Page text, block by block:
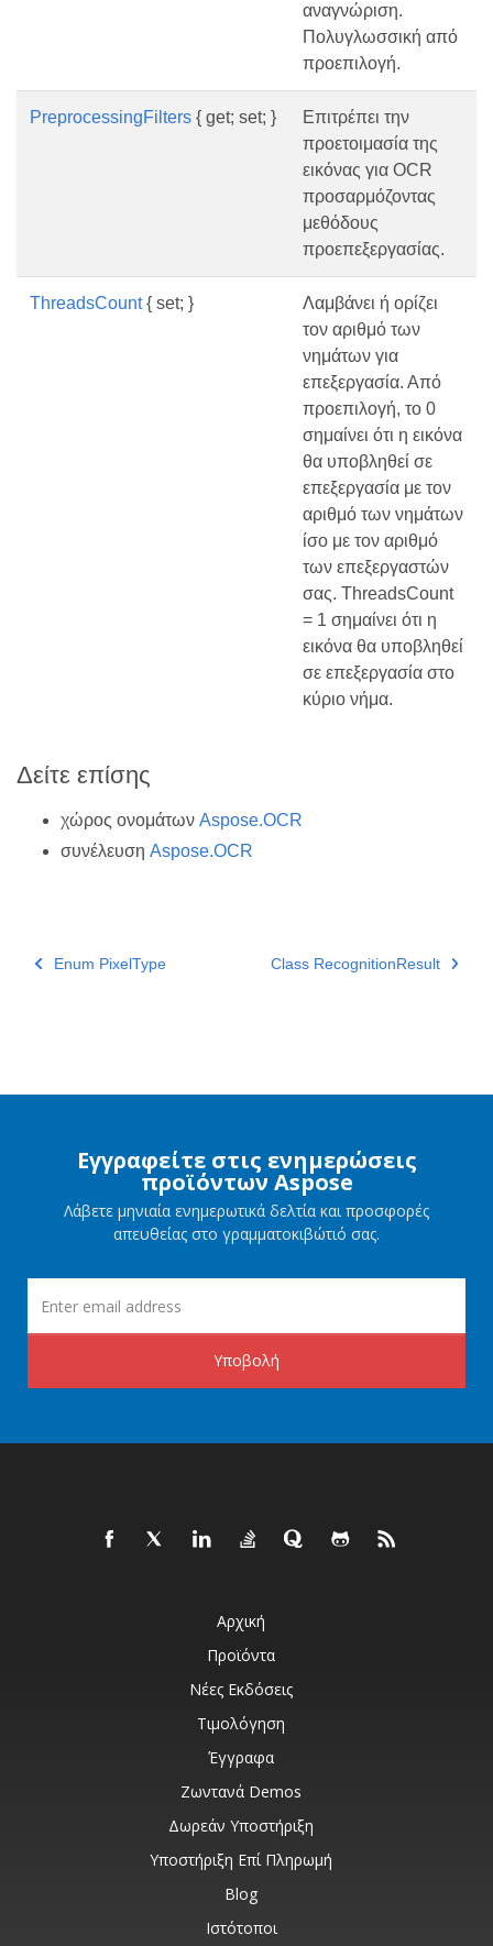
αναγνώριση.
Πολυγλωσσική από
προεπιλογή.
PreprocessingFilters { get; set; }
Επιτρέπει την
προετοιμασία της
εικόνας για OCR
προσαρμόζοντας
μεθόδους
προεπεξεργασίας.
ThreadsCount{ set; }
Λαμβάνει ή ορίζει
τον αριθμό των
νημάτων για
επεξεργασία. Από
προεπιλογή, το 0
σημαίνει ότι η εικόνα
θα υποβληθεί σε
επεξεργασία με τον
αριθμό των νημάτων
ίσο με τον αριθμό
των επεξεργαστών
σας. ThreadsCount
= 1 σημαίνει ότι η
εικόνα θα υποβληθεί
σε επεξεργασία στο
κύριο νήμα.
Δείτε επίσης
χώρος ονομάτων Aspose.OCR
συνέλευση Aspose.OCR
Enum PixelType Class RecognitionResult
Εγγραφείτε στις ενημερώσεις
προϊόντων Aspose
Λάβετε μηνιαία ενημερωτικά δελτία και προσφορές
απευθείας στο γραμματοκιβώτιό σας.
Υποβολή
Αρχική
Προϊόντα
Νέες Εκδόσεις
Τιμολόγηση
Έγγραφα
Ζωντανά Demos
Δωρεάν Υποστήριξη
Υποστήριξη Επί Πληρωμή
Blog
Ιστότοποι